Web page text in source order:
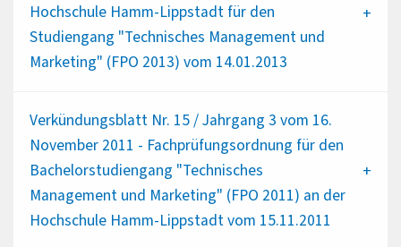
Hochschule Hamm-Lippstadt für den
Studiengang "Technisches Management und
Marketing" (FPO 2013) vom 14.01.2013
Verkündungsblatt Nr. 15 / Jahrgang 3 vom 16.
November 2011 - Fachprüfungsordnung für den
Bachelorstudiengang "Technisches
Management und Marketing" (FPO 2011) an der
Hochschule Hamm-Lippstadt vom 15.11.2011